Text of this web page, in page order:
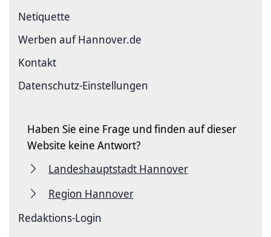
Netiquette
Werben auf Hannover.de
Kontakt
Datenschutz-Einstellungen
Haben Sie eine Frage und finden auf dieser
Website keine Antwort?
Landeshauptstadt Hannover
Region Hannover
Redaktions-Login